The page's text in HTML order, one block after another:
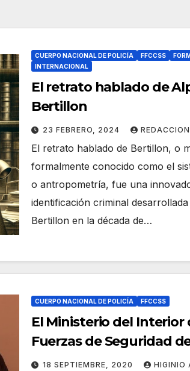
CUERPO NACIONAL DE POLICÍA FFCCSS
INTERNACIONAL
El retrato hablado de
Bertillon
23 FEBRERO, 2024 REDACCION
El retrato hablado de Bertillon, o
formalmente conocido como el
o antropometría, fue una
identificación criminal
Bertillon en la década de…
CUERPO NACIONAL DE POLICÍA FFCCSS
El Ministerio del Interior
Fuerzas de Seguridad
de un protocolo de
18 SEPTIEMBRE, 2020 HIGINIO